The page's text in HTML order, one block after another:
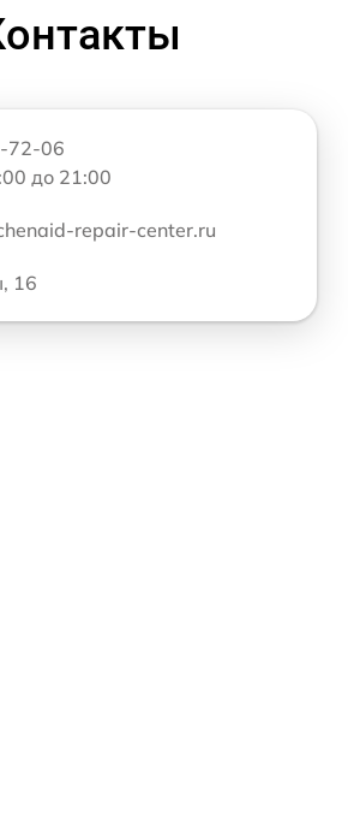
72-06
до 21:00
repair-center.ru
16